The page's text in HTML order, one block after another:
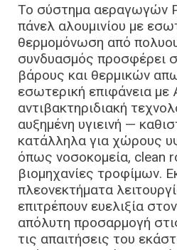
Το σύστημα αεραγωγών
πάνελ αλουμινίου με
θερμομόνωση από
συνδυασμός προσφέρει
βάρους και θερμικών
εσωτερική επιφάνεια με
αντιβακτηριδιακή
αυξημένη υγιεινή —
κατάλληλα για χώρους
όπως νοσοκομεία, clean
βιομηχανίες τροφίμων.
πλεονεκτήματα
επιτρέπουν ευελιξία
απόλυτη προσαρμογή
τις απαιτήσεις του